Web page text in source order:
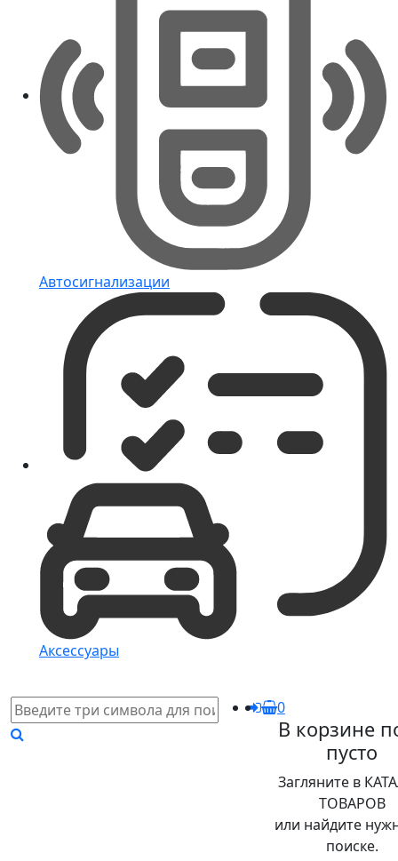
Автосигнализации
Аксессуары
0
В корзине
пусто
Загляните в
ТОВАРОВ
или найдите
поиске.